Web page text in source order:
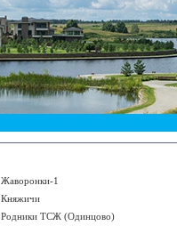
Жаворонки-1
Княжичи
Родники ТСЖ (Одинцово)